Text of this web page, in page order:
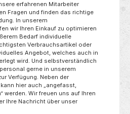
erfahrenen Mitarbeiter
Fragen und finden das richtige
In unserem
wir Ihren Einkauf zu optimieren
Bedarf individuelle
Verbrauchsartikel oder
Angebot, welches auch in
wird. Und selbstverständlich
gerne in unserem
Verfügung. Neben der
hier auch „angefasst,
werden. Wir freuen uns auf Ihren
Ihre Nachricht über unser